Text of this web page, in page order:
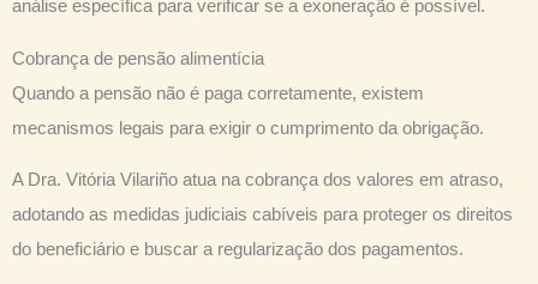
análise específica para verificar se a exoneração é possível.
Cobrança de pensão alimentícia
Quando a pensão não é paga corretamente, existem
mecanismos legais para exigir o cumprimento da obrigação.
A Dra. Vitória Vilariño atua na cobrança dos valores em atraso,
adotando as medidas judiciais cabíveis para proteger os direitos
do beneficiário e buscar a regularização dos pagamentos.